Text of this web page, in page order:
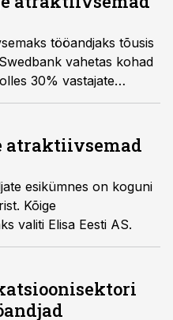
tööandjaks tõusis
vahetas kohad
30% vastajate
atraktiivsemad
esikümnes on koguni
Kõige
valiti Elisa Eesti AS.